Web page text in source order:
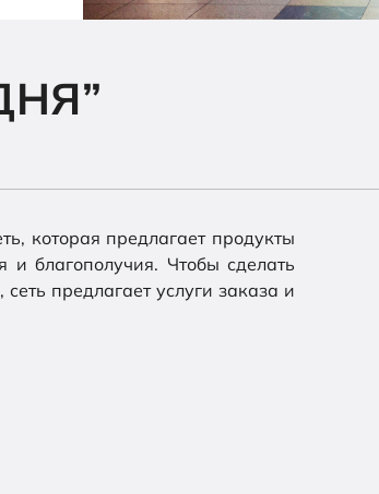
которая предлагает продукты
благополучия. Чтобы сделать
предлагает услуги заказа и